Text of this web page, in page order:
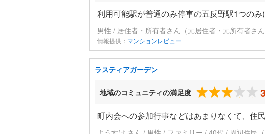
利用可能駅が普通のみ停車の五反野駅1つの
男性 / 居住者・所有者さん（元居住者・元所有者さ
情報提供： マンションレビュー
ラスティアガーデン
地域のコミュニティの満足度
町内会への参加行事などはあまりなくて、住